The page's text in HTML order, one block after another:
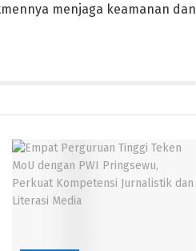
menjaga keamanan dan